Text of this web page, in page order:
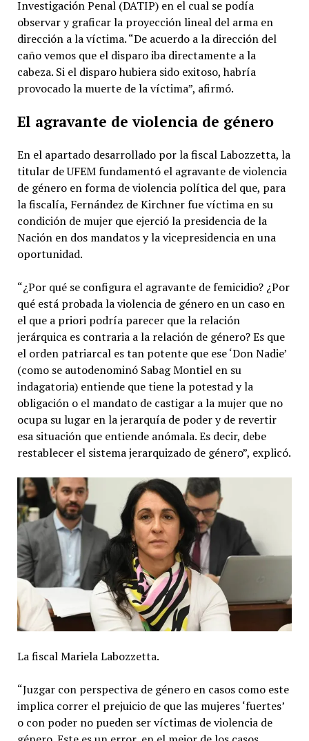
Investigación Penal (DATIP) en el cual se podía
observar y graficar la proyección lineal del arma en
dirección a la víctima. “De acuerdo a la dirección del
caño vemos que el disparo iba directamente a la
cabeza. Si el disparo hubiera sido exitoso, habría
provocado la muerte de la víctima”, afirmó.
El agravante de violencia de género
En el apartado desarrollado por la fiscal Labozzetta, la
titular de UFEM fundamentó el agravante de violencia
de género en forma de violencia política del que, para
la fiscalía, Fernández de Kirchner fue víctima en su
condición de mujer que ejerció la presidencia de la
Nación en dos mandatos y la vicepresidencia en una
oportunidad.
“¿Por qué se configura el agravante de femicidio? ¿Por
qué está probada la violencia de género en un caso en
el que a priori podría parecer que la relación
jerárquica es contraria a la relación de género? Es que
el orden patriarcal es tan potente que ese ‘Don Nadie’
(como se autodenominó Sabag Montiel en su
indagatoria) entiende que tiene la potestad y la
obligación o el mandato de castigar a la mujer que no
ocupa su lugar en la jerarquía de poder y de revertir
esa situación que entiende anómala. Es decir, debe
restablecer el sistema jerarquizado de género”, explicó.
La fiscal Mariela Labozzetta.
“Juzgar con perspectiva de género en casos como este
implica correr el prejuicio de que las mujeres ‘fuertes’
o con poder no pueden ser víctimas de violencia de